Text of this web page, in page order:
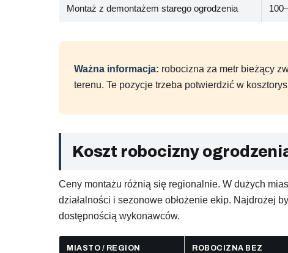
Montaż z demontażem starego ogrodzenia
Ważna informacja: robocizna za metr bieżący
terenu. Te pozycje trzeba potwierdzić w
Koszt robocizny
Ceny montażu różnią się regionalnie. W dużych
działalności i sezonowe obłożenie ekip. Najdrożej
dostępnością wykonawców.
MIASTO / REGION
ROBOCIZNA BEZ